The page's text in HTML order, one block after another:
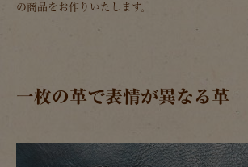
の商品をお作りいたします。
一枚の革で表情が異なる革